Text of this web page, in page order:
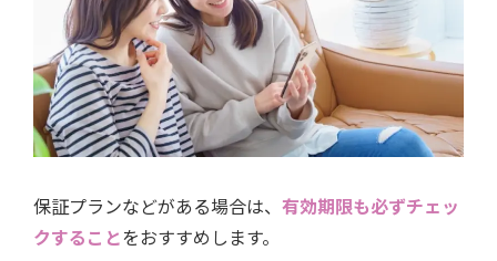
保証プランなどがある場合は、 有効期限も必ずチェッ
クすることをおすすめします。